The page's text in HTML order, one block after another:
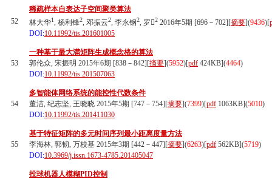
52
稀疏样本自表达子空间聚类算法
林大华1, 杨利锋2, 邓振云2, 李永钢2, 罗2 2016年5期 [696－702][摘要](9436)[
DOI:10.11992/tis.201601005
53
一种基于最大满矩阵生成概念格的算法
郭伦众, 宋振明 2015年6期 [838－842][摘要](5952)[pdf 424KB](4464)
DOI:10.11992/tis.201507063
54
多智能体网络系统的能控性代数条件
董洁, 纪志坚, 王晓晓 2015年5期 [747－754][摘要](7399)[pdf 1063KB](5010)
DOI:10.11992/tis.201411030
55
基于特征矩阵的多元时间序列最小距离度量方法
李海林, 郭韧, 万校基 2015年3期 [442－447][摘要](6263)[pdf 562KB](5719)
DOI:10.3969/j.issn.1673-4785.201405047
投球机器人模糊PID控制